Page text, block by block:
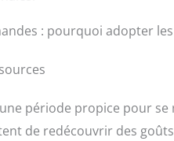
: pourquoi adopter
période propice pour
de redécouvrir des